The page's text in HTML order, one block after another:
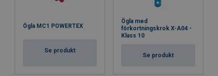
Ögla MC1 POWERTEX
Se produkt
Ögla med
förkortningskrok X-A04 -
Klass 10
Se produkt